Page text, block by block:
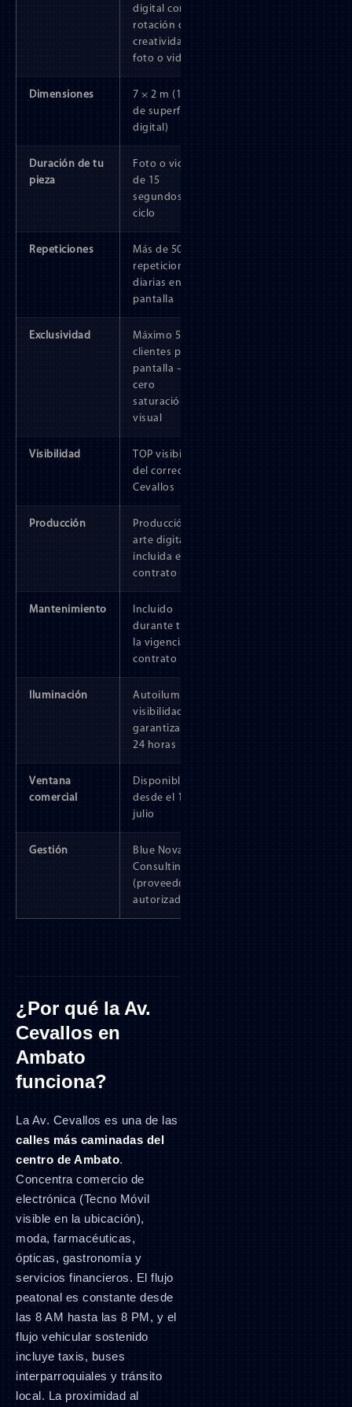
digital con
rotación de
creatividades
foto o video
Dimensiones
7 × 2 m (14 m²
de superficie
digital)
Duración de tu
pieza
Foto o video
de 15
segundos por
ciclo
Repeticiones
Más de 500
repeticiones
diarias en
pantalla
Exclusividad
Máximo 5
clientes por
pantalla —
cero
saturación
visual
Visibilidad
TOP visibilidad
del corredor
Cevallos
Producción
Producción del
arte digital
incluida en el
contrato
Mantenimiento
Incluido
durante toda
la vigencia del
contrato
Iluminación
Autoiluminada,
visibilidad
garantizada las
24 horas
Ventana
comercial
Disponible
desde el 1 de
julio
Gestión
Blue Nova
Consulting
(proveedor
autorizado)
¿Por qué la Av.
Cevallos en
Ambato
funciona?
La Av. Cevallos es una de las
calles más caminadas del
centro de Ambato.
Concentra comercio de
electrónica (Tecno Móvil
visible en la ubicación),
moda, farmacéuticas,
ópticas, gastronomía y
servicios financieros. El flujo
peatonal es constante desde
las 8 AM hasta las 8 PM, y el
flujo vehicular sostenido
incluye taxis, buses
interparroquiales y tránsito
local. La proximidad al